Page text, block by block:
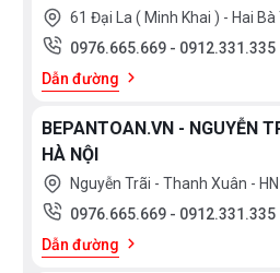
61 Đại La ( Minh Khai ) - Hai Bà
0976.665.669 - 0912.331.335
Dẫn đường
BEPANTOAN.VN - NGUYỄN
HÀ NỘI
Nguyễn Trãi - Thanh Xuân - HN
0976.665.669 - 0912.331.335
Dẫn đường